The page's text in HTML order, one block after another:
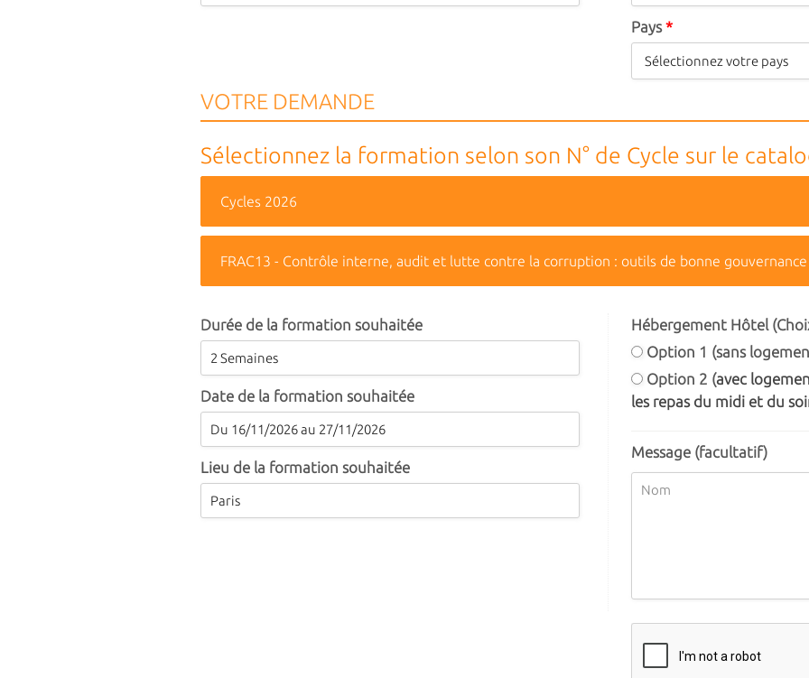
Pays*
VOTRE DEMANDE
Sélectionnez la formation selon son N° de Cycle sur le
Durée de la formation souhaitée
Date de la formation souhaitée
Lieu de la formation souhaitée
Hébergement Hôtel
Option 1 (sans
Option 2 (avec
les repas du midi et du
Message (facultatif)